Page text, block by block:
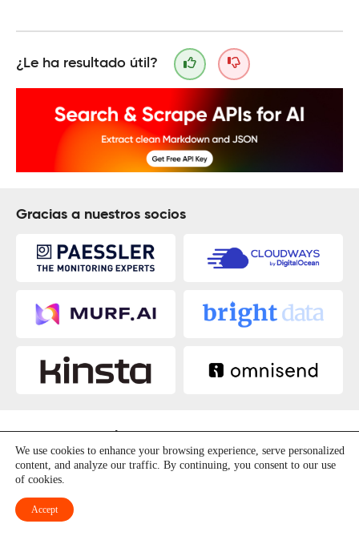
¿Le ha resultado útil?
Gracias a nuestros socios
More on Digital Marketing
We use cookies to enhance your browsing experience, serve personalized
content, and analyze our traffic. By continuing, you consent to our use
of cookies.
Accept